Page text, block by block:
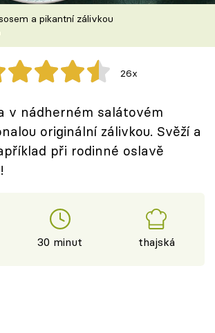
a pikantní zálivkou
26x
v nádherném salátovém
originální zálivkou. Svěží a
při rodinné oslavě
30 minut thajská